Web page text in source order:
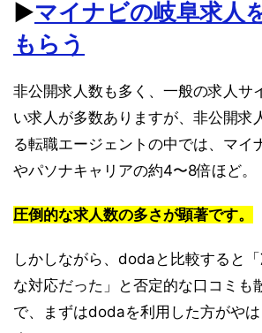
▶︎マイナビの岐阜求人
もらう
非公開求人数も多く、一般の求人サ
い求人が多数ありますが、非公開求
る転職エージェントの中では、マイ
やパソナキャリアの約4〜8倍ほど。
圧倒的な求人数の多さが顕著です。
しかしながら、dodaと比較すると
な対応だった」と否定的な口コミも
で、まずはdodaを利用した方がや